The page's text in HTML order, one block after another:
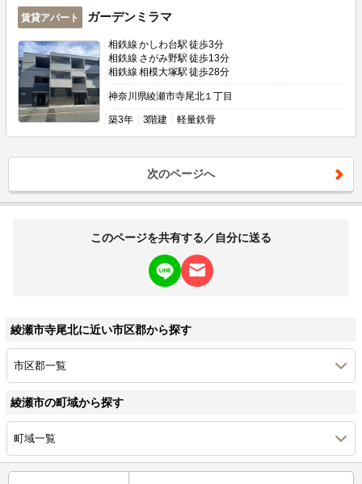
賃貸アパート ガーデンミラマ
相鉄線 かしわ台駅 徒歩3分
相鉄線 さがみ野駅 徒歩13分
相鉄線 相模大塚駅 徒歩28分
神奈川県綾瀬市寺尾北１丁目
築3年 3階建 軽量鉄骨
次のページへ
このページを共有する／自分に送る
綾瀬市寺尾北に近い市区郡から探す
市区郡一覧
綾瀬市の町域から探す
町域一覧